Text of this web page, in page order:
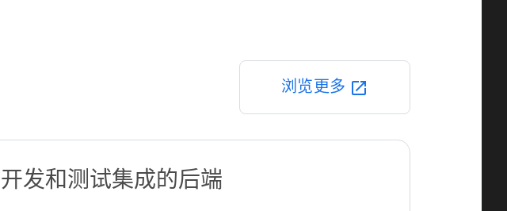
浏览更多 open_in_new
开发和测试集成的后端